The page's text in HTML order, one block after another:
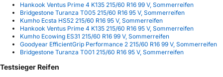
Hankook Ventus Prime 4 K135 215/60 R16 99 V, Sommerreifen
Bridgestone Turanza T005 215/60 R16 95 V, Sommerreifen
Kumho Ecsta HS52 215/60 R16 95 V, Sommerreifen
Hankook Ventus Prime 4 K135 215/60 R16 95 V, Sommerreifen
Kumho Ecowing ES31 215/60 R16 99 V, Sommerreifen
Goodyear EfficientGrip Performance 2 215/60 R16 99 V, Sommerreifen
Bridgestone Turanza T001 215/60 R16 95 V, Sommerreifen
Testsieger Reifen